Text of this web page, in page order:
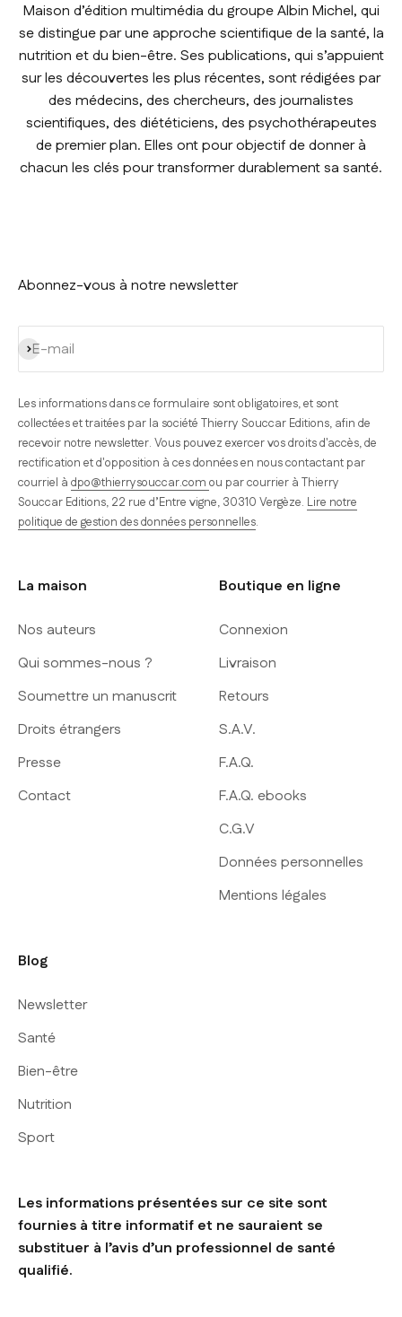
Maison d’édition multimédia du groupe Albin Michel, qui
se distingue par une approche scientifique de la santé, la
nutrition et du bien-être. Ses publications, qui s’appuient
sur les découvertes les plus récentes, sont rédigées par
des médecins, des chercheurs, des journalistes
scientifiques, des diététiciens, des psychothérapeutes
de premier plan. Elles ont pour objectif de donner à
chacun les clés pour transformer durablement sa santé.
Abonnez-vous à notre newsletter
E-mail
S'inscrire
Les informations dans ce formulaire sont obligatoires, et sont
collectées et traitées par la société Thierry Souccar Editions, afin de
recevoir notre newsletter. Vous pouvez exercer vos droits d'accès, de
rectification et d'opposition à ces données en nous contactant par
courriel à dpo@thierrysouccar.com ou par courrier à Thierry
Souccar Editions, 22 rue d’Entre vigne, 30310 Vergèze. Lire notre
politique de gestion des données personnelles.
La maison
Nos auteurs
Qui sommes-nous ?
Soumettre un manuscrit
Droits étrangers
Presse
Contact
Boutique en ligne
Connexion
Livraison
Retours
S.A.V.
F.A.Q.
F.A.Q. ebooks
C.G.V
Données personnelles
Mentions légales
Blog
Newsletter
Santé
Bien-être
Nutrition
Sport
Les informations présentées sur ce site sont
fournies à titre informatif et ne sauraient se
substituer à l’avis d’un professionnel de santé
qualifié.